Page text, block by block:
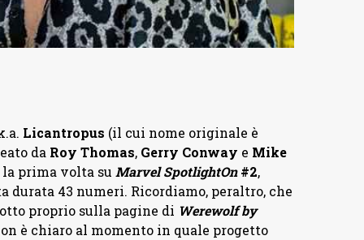
Licantropus (il cui nome originale è
da Roy Thomas, Gerry Conway e Mike
la prima volta su Marvel SpotlightOn #2,
43 numeri. Ricordiamo, peraltro, che
proprio sulla pagine di Werewolf by
è chiaro al momento in quale progetto